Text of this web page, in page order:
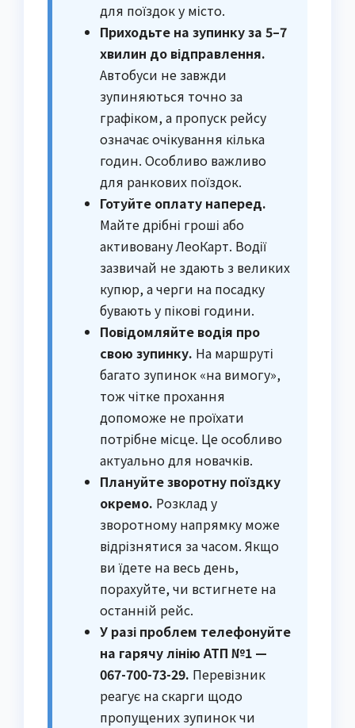
для поїздок у місто.
Приходьте на зупинку за 5–7
хвилин до відправлення.
Автобуси не завжди
зупиняються точно за
графіком, а пропуск рейсу
означає очікування кілька
годин. Особливо важливо
для ранкових поїздок.
Готуйте оплату наперед.
Майте дрібні гроші або
активовану ЛеоКарт. Водії
зазвичай не здають з великих
купюр, а черги на посадку
бувають у пікові години.
Повідомляйте водія про
свою зупинку. На маршруті
багато зупинок «на вимогу»,
тож чітке прохання
допоможе не проїхати
потрібне місце. Це особливо
актуально для новачків.
Плануйте зворотну поїздку
окремо. Розклад у
зворотному напрямку може
відрізнятися за часом. Якщо
ви їдете на весь день,
порахуйте, чи встигнете на
останній рейс.
У разі проблем телефонуйте
на гарячу лінію АТП №1 —
067-700-73-29. Перевізник
реагує на скарги щодо
пропущених зупинок чи